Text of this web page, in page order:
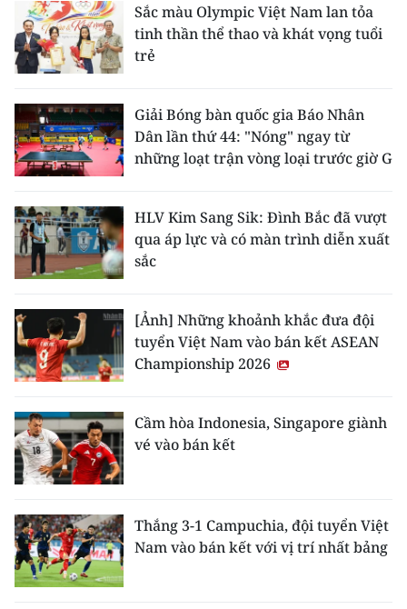
Sắc màu Olympic Việt Nam lan tỏa
tinh thần thể thao và khát vọng tuổi
trẻ
Giải Bóng bàn quốc gia Báo Nhân
Dân lần thứ 44: "Nóng" ngay từ
những loạt trận vòng loại trước giờ G
HLV Kim Sang Sik: Đình Bắc đã vượt
qua áp lực và có màn trình diễn xuất
sắc
[Ảnh] Những khoảnh khắc đưa đội
tuyển Việt Nam vào bán kết ASEAN
Championship 2026
Cầm hòa Indonesia, Singapore giành
vé vào bán kết
Thắng 3-1 Campuchia, đội tuyển Việt
Nam vào bán kết với vị trí nhất bảng